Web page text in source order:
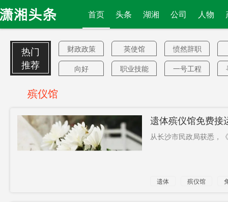
首页 头条 湖湘 公司 人物
热门
推荐
财政政策 英使馆
愤然辞职
向好
职业技能
一号工程
最坏打算
首次创业 国产大豆
入湘
参保人员
供应主导
殡仪馆
遗体殡仪馆免费
例》9月1日实施
从长沙市民政局获悉，
遗体 殡仪馆